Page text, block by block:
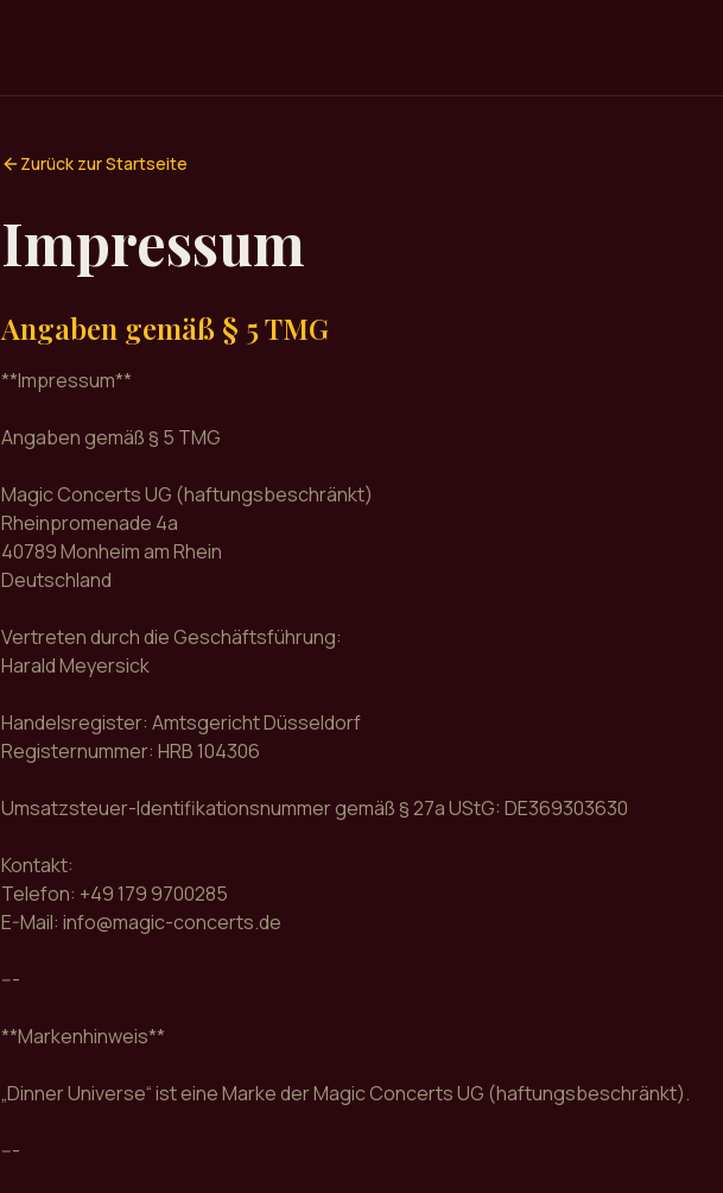
Zurück zur Startseite
Impressum
Angaben gemäß § 5 TMG
**Impressum**
Angaben gemäß § 5 TMG
Magic Concerts UG (haftungsbeschränkt)
Rheinpromenade 4a
40789 Monheim am Rhein
Deutschland
Vertreten durch die Geschäftsführung:
Harald Meyersick
Handelsregister: Amtsgericht Düsseldorf
Registernummer: HRB 104306
Umsatzsteuer-Identifikationsnummer gemäß § 27a UStG: DE369303630
Kontakt:
Telefon: +49 179 9700285
E-Mail: info@magic-concerts.de
---
**Markenhinweis**
„Dinner Universe“ ist eine Marke der Magic Concerts UG (haftungsbeschränkt).
---